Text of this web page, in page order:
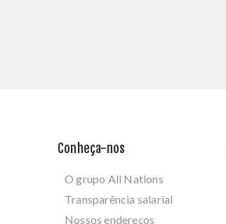
Conheça-nos
O grupo All Nations
Transparência salarial
Nossos endereços